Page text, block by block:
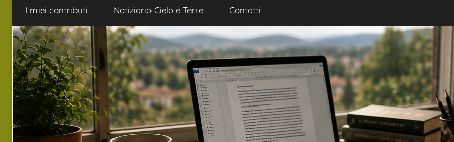
I miei contributi Notiziario Cielo e Terre Contatti